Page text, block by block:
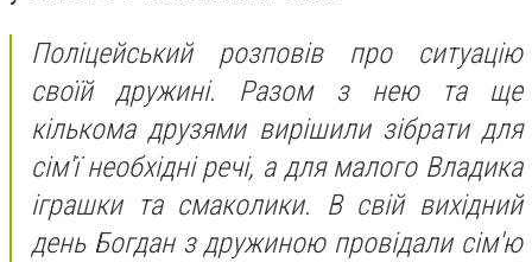
Поліцейський розповів про ситуацію
своїй дружині. Разом з нею та ще
кількома друзями вирішили зібрати для
сім'ї необхідні речі, а для малого Владика
іграшки та смаколики. В свій вихідний
день Богдан з дружиною провідали сім'ю